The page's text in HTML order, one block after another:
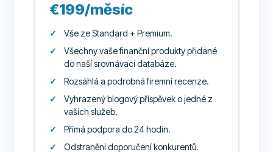
€199/měsíc
Vše ze Standard + Premium.
Všechny vaše finanční produkty přidané
do naší srovnávací databáze.
Rozsáhlá a podrobná firemní recenze.
Vyhrazený blogový příspěvek o jedné z
vašich služeb.
Přímá podpora do 24 hodin.
Odstranění doporučení konkurentů.